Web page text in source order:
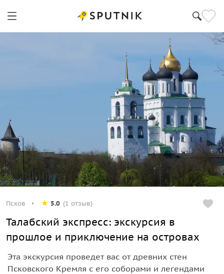
Псков 5.0 (1 отзыв)
Талабский экспресс: экскурсия в
прошлое и приключение на островах
Эта экскурсия проведет вас от древних стен
Псковского Кремля с его соборами и легендами